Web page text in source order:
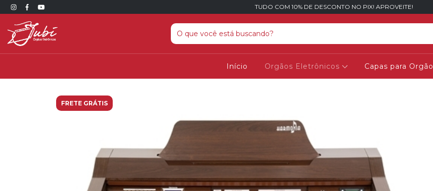
TUDO COM 10% DE DESCONTO NO PIX! APROVEITE!
Início Orgãos Eletrônicos Capas para Orgão
FRETE GRÁTIS